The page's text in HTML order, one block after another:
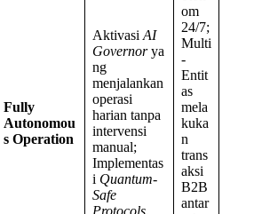
Fully
Autonomou
s Operation
AktivasiAI
Governorya
ng
menjalankan
operasi
harian tanpa
intervensi
manual;
Implementas
i Quantum-
Safe
om
24/7;
Multi
-
Entit
as
mela
kuka
n
trans
aksi
B2B
antar